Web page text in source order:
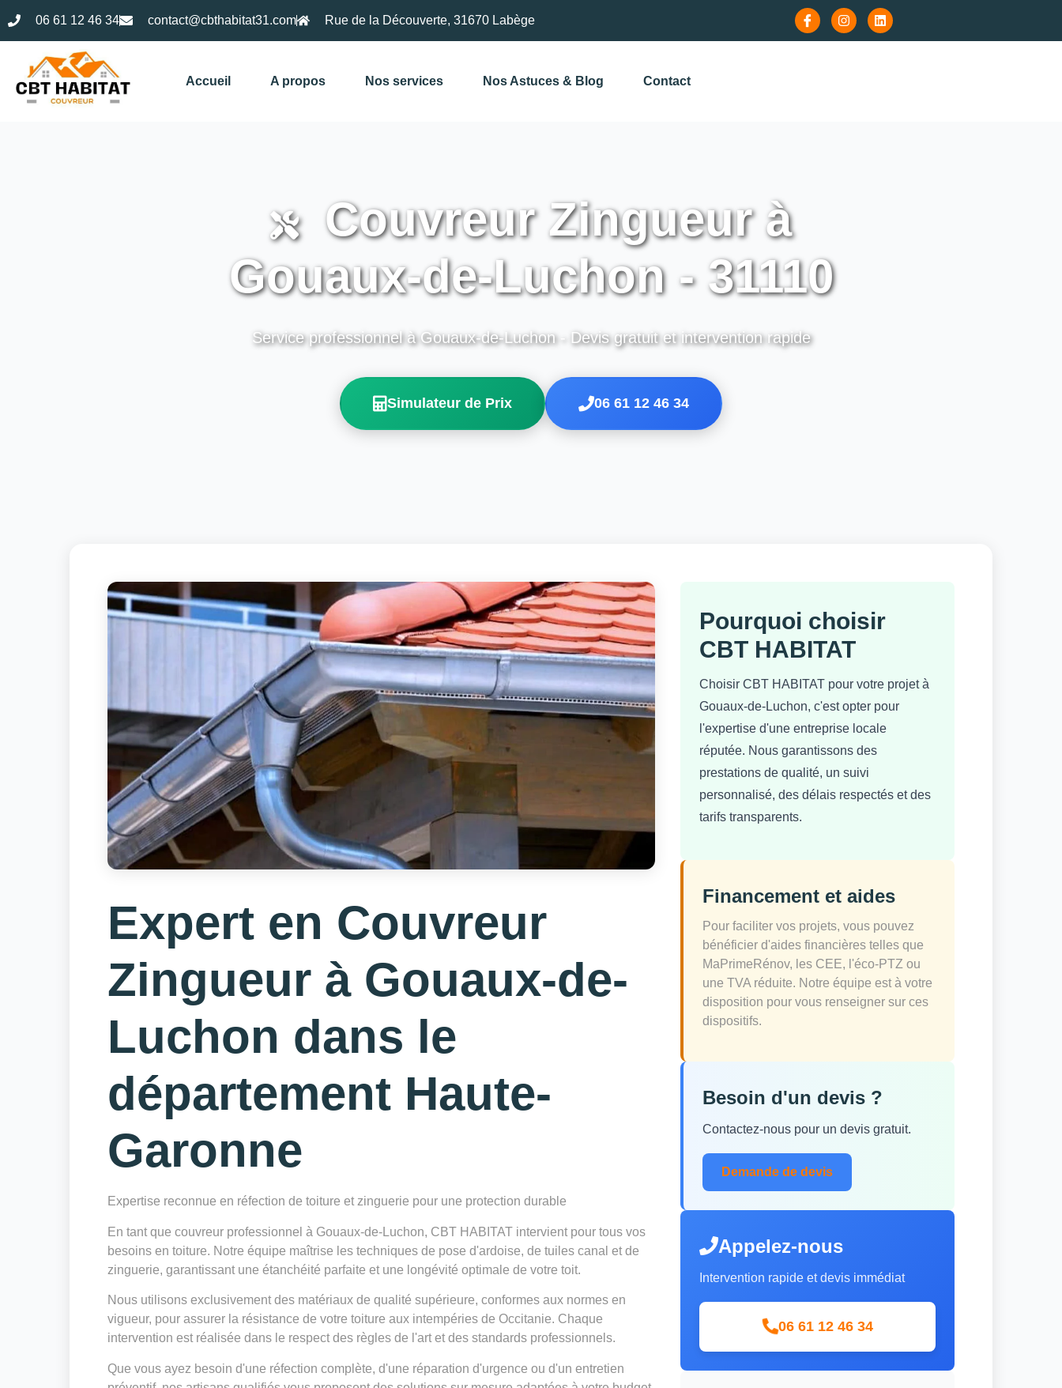
06 61 12 46 34 contact@cbthabitat31.com Rue de la Découverte, 31670 Labège
Accueil A propos Nos services Nos Astuces & Blog Contact
Couvreur Zingueur à
Gouaux-de-Luchon - 31110
Service professionnel à Gouaux-de-Luchon - Devis gratuit et intervention rapide
Simulateur de Prix 06 61 12 46 34
Expert en Couvreur
Zingueur à Gouaux-de-
Luchon dans le
département Haute-
Garonne
Expertise reconnue en réfection de toiture et zinguerie pour une protection durable
En tant que couvreur professionnel à Gouaux-de-Luchon, CBT HABITAT intervient pour tous vos
besoins en toiture. Notre équipe maîtrise les techniques de pose d'ardoise, de tuiles canal et de
zinguerie, garantissant une étanchéité parfaite et une longévité optimale de votre toit.
Nous utilisons exclusivement des matériaux de qualité supérieure, conformes aux normes en
vigueur, pour assurer la résistance de votre toiture aux intempéries de Occitanie. Chaque
intervention est réalisée dans le respect des règles de l'art et des standards professionnels.
Que vous ayez besoin d'une réfection complète, d'une réparation d'urgence ou d'un entretien
Pourquoi choisir
CBT HABITAT
Choisir CBT HABITAT pour votre projet à
Gouaux-de-Luchon, c'est opter pour
l'expertise d'une entreprise locale
réputée. Nous garantissons des
prestations de qualité, un suivi
personnalisé, des délais respectés et des
tarifs transparents.
Financement et aides
Pour faciliter vos projets, vous pouvez
bénéficier d'aides financières telles que
MaPrimeRénov, les CEE, l'éco-PTZ ou
une TVA réduite. Notre équipe est à votre
disposition pour vous renseigner sur ces
dispositifs.
Besoin d'un devis ?
Contactez-nous pour un devis gratuit.
Demande de devis
Appelez-nous
Intervention rapide et devis immédiat
06 61 12 46 34